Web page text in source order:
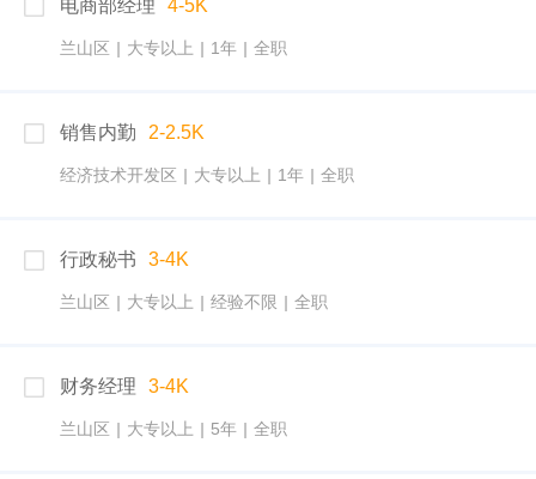
电商部经理 4-5K
兰山区 | 大专以上 | 1年 | 全职
销售内勤 2-2.5K
经济技术开发区 | 大专以上 | 1年 | 全职
行政秘书 3-4K
兰山区 | 大专以上 | 经验不限 | 全职
财务经理 3-4K
兰山区 | 大专以上 | 5年 | 全职